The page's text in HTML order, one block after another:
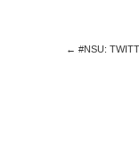
← #NSU: